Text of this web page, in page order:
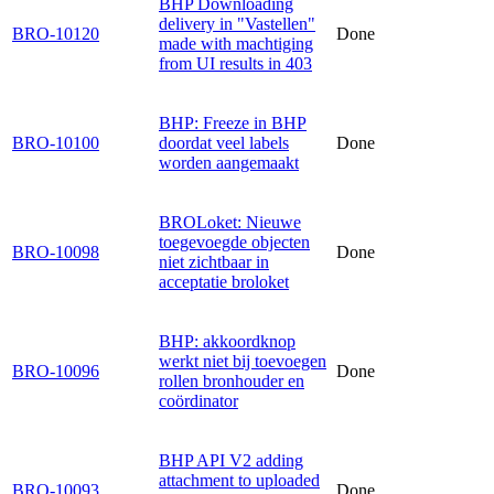
BRO-10120
delivery in "Vastellen"
made with machtiging
from UI results in 403
Done
BRO-10100
BHP: Freeze in BHP
doordat veel labels
worden aangemaakt
Done
BRO-10098
BROLoket: Nieuwe
toegevoegde objecten
niet zichtbaar in
acceptatie broloket
Done
BRO-10096
BHP: akkoordknop
werkt niet bij toevoegen
rollen bronhouder en
coördinator
Done
BRO-10093
BHP API V2 adding
attachment to uploaded
Done